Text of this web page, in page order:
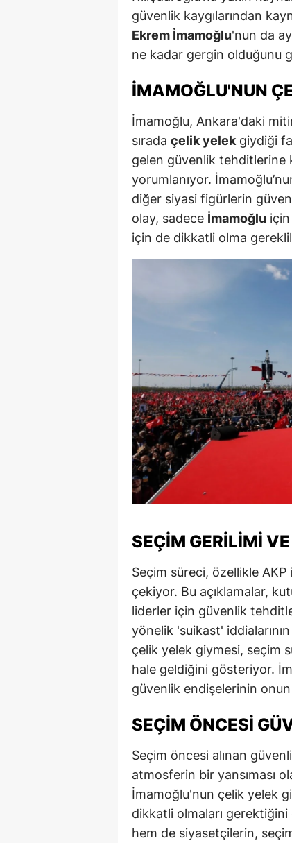
güvenlik kaygılarından
Ekrem İmamoğlu'nun da
ne kadar gergin olduğunu
İMAMOĞLU'NUN
İmamoğlu, Ankara'daki
sırada çelik yelekgiydiği
gelen güvenlik tehditlerine
yorumlanıyor.
diğer siyasi figürlerin
olay, sadece İmamoğlu
için de dikkatli olma
SEÇIM GERILIMI
Seçim süreci, özellikle AKP
çekiyor. Bu açıklamalar,
liderler için güvenlik
yönelik 'suikast'
çelik yelek giymesi, seçim
hale geldiğini gösteriyor.
güvenlik endişelerinin
SEÇIM ÖNCESI
Seçim öncesi alınan
atmosferin bir yansıması
İmamoğlu'nun çelik yelek
dikkatli olmaları
hem de siyasetçilerin,